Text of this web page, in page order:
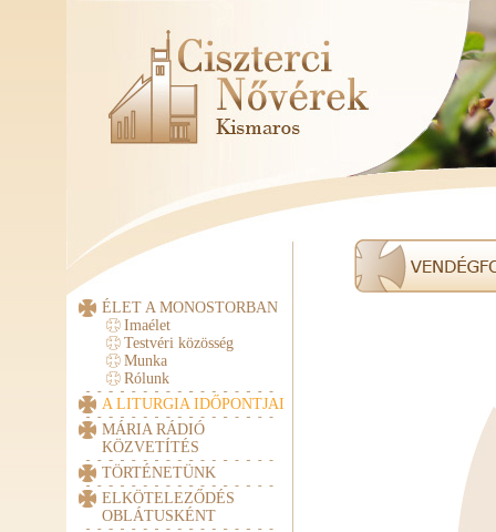
ÉLET A MONOSTORBAN
Imaélet
Testvéri közösség
Munka
Rólunk
A LITURGIA IDŐPONTJAI
MÁRIA RÁDIÓ
KÖZVETÍTÉS
TÖRTÉNETÜNK
ELKÖTELEZŐDÉS
OBLÁTUSKÉNT